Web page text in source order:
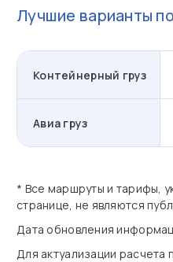
Лучшие варианты
Контейнерный груз
Авиа груз
* Все маршруты и тарифы,
странице, не являются
Дата обновления
Для актуализации расчета